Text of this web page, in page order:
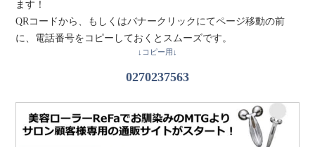
ます！
QRコードから、もしくはバナークリックにてページ移動の前
に、電話番号をコピーしておくとスムーズです。
↓コピー用↓
0270237563